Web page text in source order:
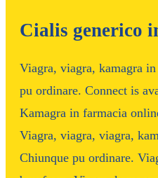
Cialis generico
Viagra, viagra, kamagra
pu ordinare. Connect is
Kamagra in farmacia
Viagra, viagra, viagra,
Chiunque pu ordinare.